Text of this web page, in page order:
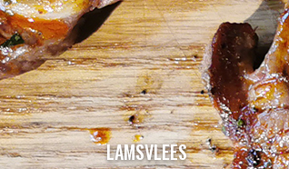
LAMSVLEES